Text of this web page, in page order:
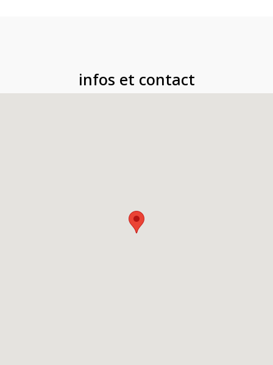
infos et contact